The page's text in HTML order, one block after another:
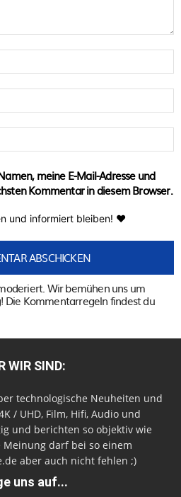
meine E-Mail-Adresse und
Kommentar in diesem Browser.
und informiert bleiben! ♥
Wir bemühen uns um
Die Kommentarregeln findest du
WIR SIND:
technologische Neuheiten und
/ UHD, Film, Hifi, Audio und
und berichten so objektiv wie
darf bei so einem
aber auch nicht fehlen ;)
uns auf...